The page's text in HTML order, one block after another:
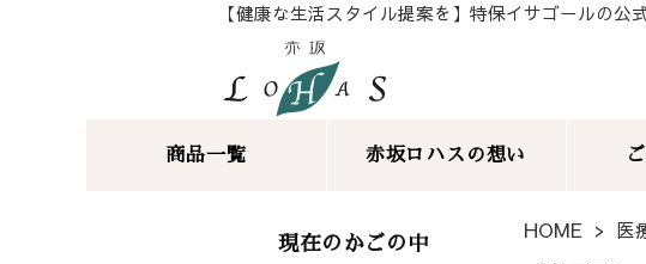
【健康な生活スタイル提案を】特保イサゴールの公
商品一覧 赤坂ロハスの想い
現在のかごの中
HOME 医